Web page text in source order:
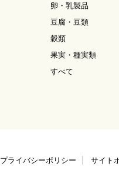
卵・乳製品
豆腐・豆類
穀類
果実・種実類
すべて
プライバシーポリシー サイト